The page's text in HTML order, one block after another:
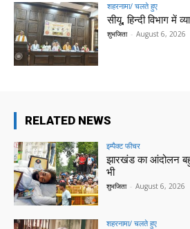
शहरनामा/ चलते हुए
सीयू, हिन्दी विभाग में
शुभजिता - August 6, 2026
RELATED NEWS
इम्पैक्ट फीचर
झारखंड का आंदोलन
भी
शुभजिता - August 6, 2026
शहरनामा/ चलते हुए